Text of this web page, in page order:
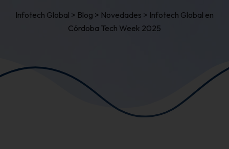
Infotech Global > Blog > Novedades > Infotech Global en
Córdoba Tech Week 2025